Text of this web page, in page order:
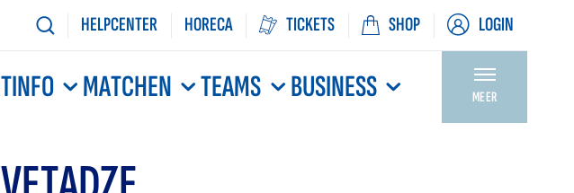
HELPCENTER HORECA TICKETS SHOP LOGIN
MATCHEN TEAMS BUSINESS MEER